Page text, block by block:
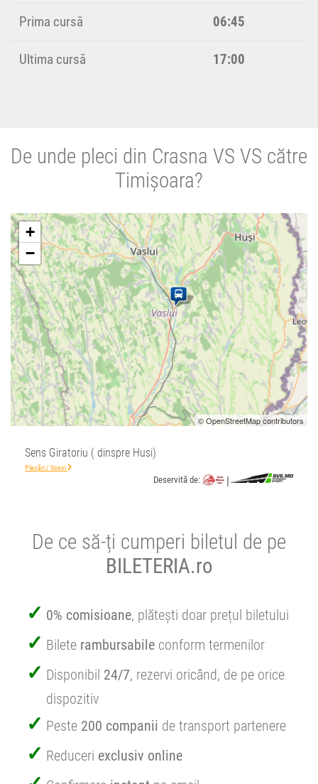
Prima cursă 06:45
Ultima cursă 17:00
De unde pleci din Crasna VS VS către
Timișoara?
+
−
© OpenStreetMap contributors
Sens Giratoriu ( dinspre Husi)
Plecări / Sosiri
Deservită de: |
De ce să-ți cumperi biletul de pe
BILETERIA.ro
0% comisioane, plătești doar prețul biletului
Bilete rambursabile conform termenilor
Disponibil 24/7, rezervi oricând, de pe orice
dispozitiv
Peste 200 companii de transport partenere
Reduceri exclusiv online